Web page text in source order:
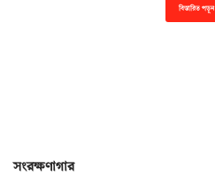
বিস্তারিত পড়ুন
সংরক্ষণাগার